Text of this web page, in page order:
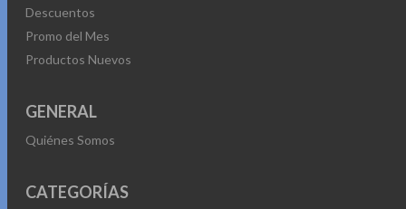
Descuentos
Promo del Mes
Productos Nuevos
GENERAL
Quiénes Somos
CATEGORÍAS